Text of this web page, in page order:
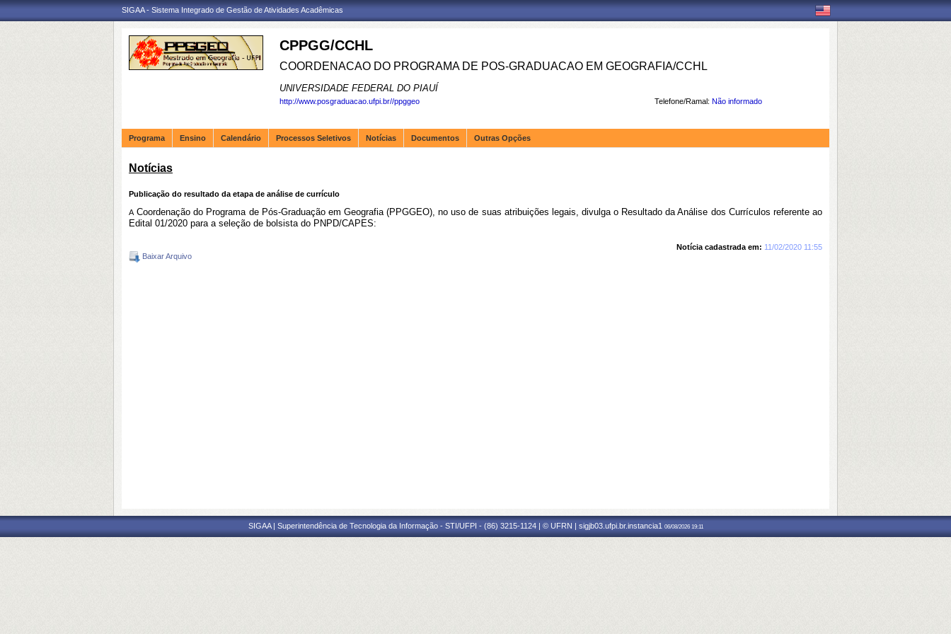
SIGAA - Sistema Integrado de Gestão de Atividades Acadêmicas
CPPGG/CCHL
COORDENACAO DO PROGRAMA DE POS-GRADUACAO EM GEOGRAFIA/CCHL
UNIVERSIDADE FEDERAL DO PIAUÍ
Telefone/Ramal: Não informado
http://www.posgraduacao.ufpi.br//ppggeo
Programa Ensino Calendário Processos Seletivos Notícias Documentos Outras Opções
Notícias
Publicação do resultado da etapa de análise de currículo
ACoordenação do Programa de Pós-Graduação em Geografia (PPGGEO), no uso de suas atribuições legais, divulga o Resultado da Análise dos Currículos referente ao
Edital 01/2020 para a seleção de bolsista do PNPD/CAPES:
Notícia cadastrada em: 11/02/2020 11:55
Baixar Arquivo
SIGAA | Superintendência de Tecnologia da Informação - STI/UFPI - (86) 3215-1124 | © UFRN | sigjb03.ufpi.br.instancia1 06/08/2026 19:11